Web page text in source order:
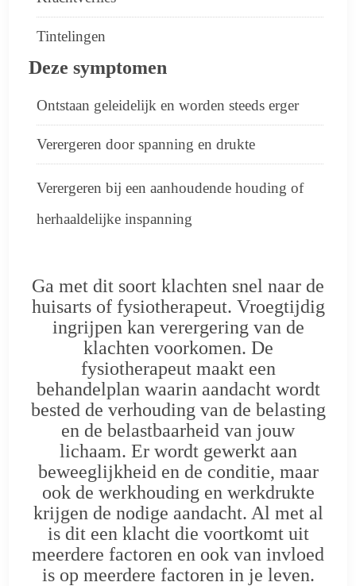
Tintelingen
Deze symptomen
Ontstaan geleidelijk en worden steeds erger
Verergeren door spanning en drukte
Verergeren bij een aanhoudende houding of
herhaaldelijke inspanning
Ga met dit soort klachten snel naar de
huisarts of fysiotherapeut. Vroegtijdig
ingrijpen kan verergering van de
klachten voorkomen. De
fysiotherapeut maakt een
behandelplan waarin aandacht wordt
bested de verhouding van de belasting
en de belastbaarheid van jouw
lichaam. Er wordt gewerkt aan
beweeglijkheid en de conditie, maar
ook de werkhouding en werkdrukte
krijgen de nodige aandacht. Al met al
is dit een klacht die voortkomt uit
meerdere factoren en ook van invloed
is op meerdere factoren in je leven.